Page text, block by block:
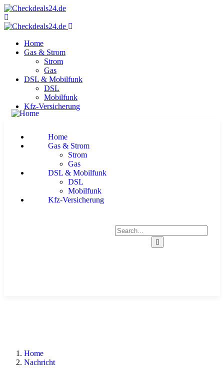
Home
Gas & Strom
Strom
Gas
DSL & Mobilfunk
DSL
Mobilfunk
Kfz-Versicherung
Home
Gas & Strom
Strom
Gas
DSL & Mobilfunk
DSL
Mobilfunk
Kfz-Versicherung
Home
Nachricht